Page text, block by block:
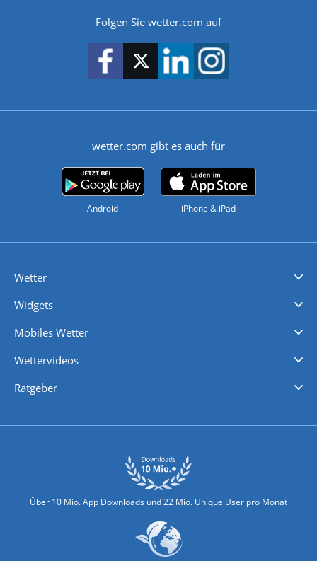
Folgen Sie wetter.com auf
wetter.com gibt es auch für
Android iPhone & iPad
Wetter
Widgets
Mobiles Wetter
Wettervideos
Ratgeber
Über 10 Mio. App Downloads und 22 Mio. Unique User pro Monat